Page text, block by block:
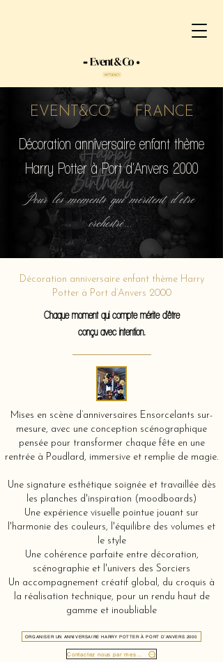
EVENT&CO FRANCE
Décoration anniversaire enfant thème
Harry Potter à Port d’Anvers 2000
Pour les moments qui méritent d'etre
orchestré...
Décoration anniversaire enfant thème Harry
Potter à Port d’Anvers 2000
Chaque moment qui compte mérite d'être
conçu avec intention.
Mises en scène d’anniversaires Ensorcelants sur-
mesure, avec une conception scénographique
pensée pour transformer chaque fête en une
rentrée à Poudlard, immersive et remplie de magie.
Une signature esthétique soignée et travaillée dès
les planches d'inspiration (moodboards)
Une expérience visuelle pointue jouant sur
l'harmonie des couleurs, l'équilibre des volumes et
le style
Une cohérence parfaite entre décoration,
scénographie et l'univers des Sorciers
Un accompagnement créatif global, du croquis à
la réalisation technique, pour un rendu haut de
gamme et inoubliable
ORGANISER UN ANNIVERSAIRE HARRY POTTER À PORT D’ANVERS 2000